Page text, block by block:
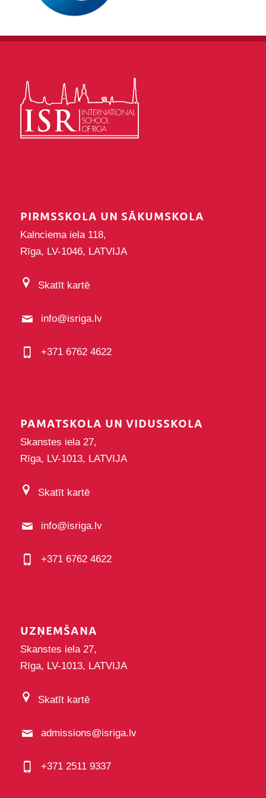
PIRMSSKOLA UN SĀKUMSKOLA
Kalnciema iela 118,
Rīga, LV-1046, LATVIJA
Skatīt kartē
info@isriga.lv
+371 6762 4622
PAMATSKOLA UN VIDUSSKOLA
Skanstes iela 27,
Rīga, LV-1013, LATVIJA
Skatīt kartē
info@isriga.lv
+371 6762 4622
UZŅEMŠANA
Skanstes iela 27,
Rīga, LV-1013, LATVIJA
Skatīt kartē
admissions@isriga.lv
+371 2511 9337